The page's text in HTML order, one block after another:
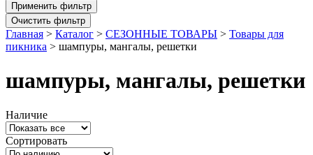
Главная > Каталог > СЕЗОННЫЕ ТОВАРЫ > Товары для
пикника > шампуры, мангалы, решетки
шампуры, мангалы, решетки
Наличие
Сортировать